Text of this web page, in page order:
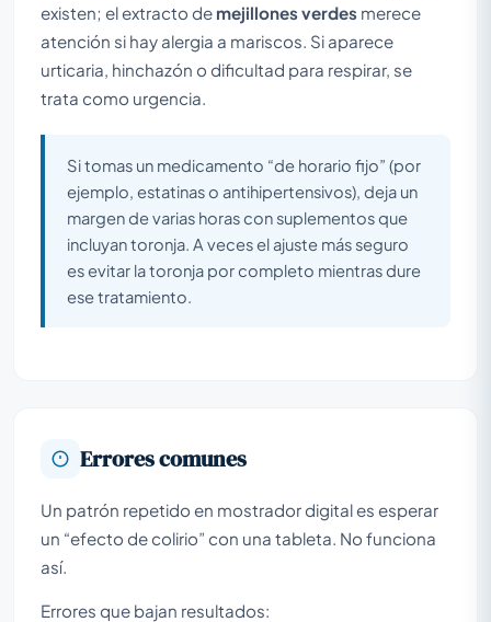
existen; el extracto de mejillones verdes merece
atención si hay alergia a mariscos. Si aparece
urticaria, hinchazón o dificultad para respirar, se
trata como urgencia.
Si tomas un medicamento “de horario fijo” (por
ejemplo, estatinas o antihipertensivos), deja un
margen de varias horas con suplementos que
incluyan toronja. A veces el ajuste más seguro
es evitar la toronja por completo mientras dure
ese tratamiento.
Errores comunes
Un patrón repetido en mostrador digital es esperar
un “efecto de colirio” con una tableta. No funciona
así.
Errores que bajan resultados: